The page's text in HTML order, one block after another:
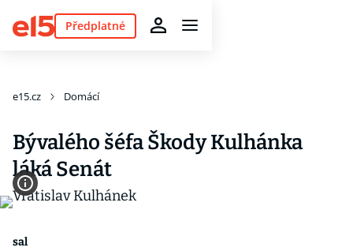
Předplatné
e15.cz Domácí
Bývalého šéfa Škody Kulhánka
láká Senát
sal